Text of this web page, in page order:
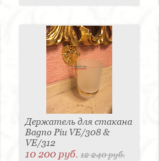
Держатель для стакана
Bagno Piu VE/308 &
VE/312
10 200 руб. 12 240 руб.